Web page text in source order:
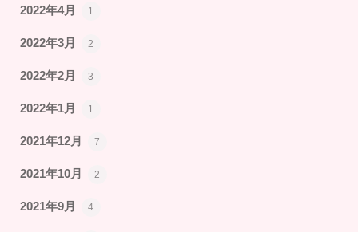
2022年4月 1
2022年3月 2
2022年2月 3
2022年1月 1
2021年12月 7
2021年10月 2
2021年9月 4